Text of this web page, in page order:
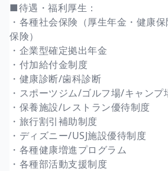
■待遇・福利厚生：
・各種社会保険（厚生年金・健康
保険）
・企業型確定拠出年金
・付加給付金制度
・健康診断/歯科診断
・スポーツジム/ゴルフ場/キャンプ
・保養施設/レストラン優待制度
・旅行割引補助制度
・ディズニー/USJ施設優待制度
・各種健康増進プログラム
・各種部活動支援制度